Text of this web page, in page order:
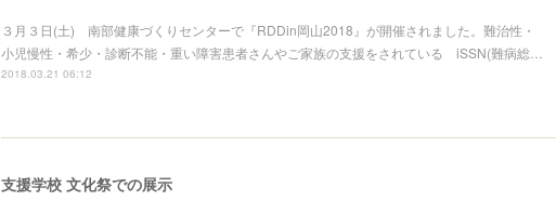
３月３日(土) 南部健康づくりセンターで『RDDin岡山2018』が開催されました。難治性・
小児慢性・希少・診断不能・重い障害患者さんやご家族の支援をされている iSSN(難病総…
2018.03.21 06:12
支援学校 文化祭での展示